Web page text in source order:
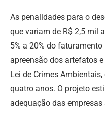
As penalidades para o
que variam de R$ 2,5 mil
5% a 20% do
apreensão dos artefatos
Lei de Crimes
quatro anos. O projeto
adequação das